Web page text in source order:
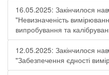
16.05.2025: Закінчилося
"Невизначеність
випробування та
12.05.2025: Закінчилося
"Забезпечення єдності